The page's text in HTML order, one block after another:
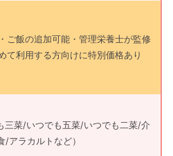
ご飯の追加可能・管理栄養士が監修
て利用する方向けに特別価格あり
三菜/いつでも五菜/いつでも二菜/介
/アラカルトなど）